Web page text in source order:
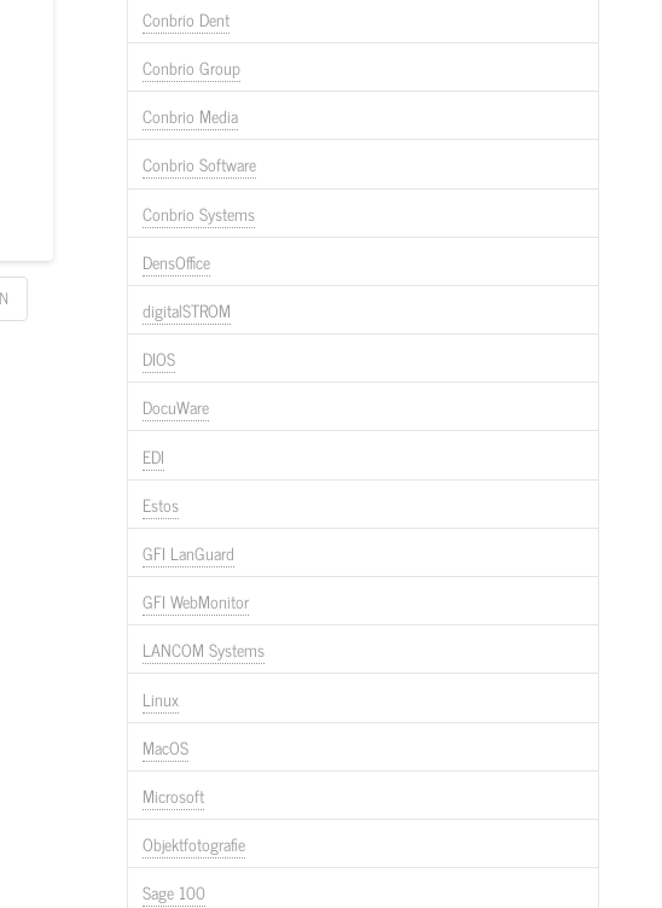
Conbrio Dent
Conbrio Group
Conbrio Media
Conbrio Software
Conbrio Systems
DensOffice
digitalSTROM
DIOS
DocuWare
EDI
Estos
GFI LanGuard
GFI WebMonitor
LANCOM Systems
Linux
MacOS
Microsoft
Objektfotografie
Sage 100